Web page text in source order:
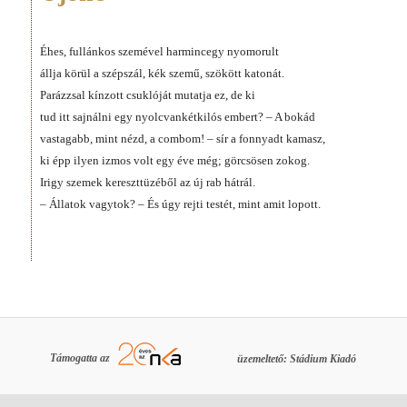
Éhes, fullánkos szemével harmincegy nyomorult
állja körül a szépszál, kék szemű, szökött katonát.
Parázzsal kínzott csuklóját mutatja ez, de ki
tud itt sajnálni egy nyolcvankétkilós embert? – A bokád
vastagabb, mint nézd, a combom! – sír a fonnyadt kamasz,
ki épp ilyen izmos volt egy éve még; görcsösen zokog.
Irigy szemek kereszttüzéből az új rab hátrál.
– Állatok vagytok? – És úgy rejti testét, mint amit lopott.
Támogatta az üzemeltető: Stádium Kiadó